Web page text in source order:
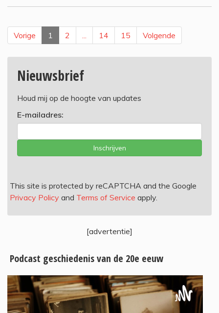
Vorige 1 2 ... 14 15 Volgende
Nieuwsbrief
Houd mij op de hoogte van updates
E-mailadres:
Inschrijven
This site is protected by reCAPTCHA and the Google
Privacy Policy and Terms of Service apply.
[advertentie]
Podcast geschiedenis van de 20e eeuw